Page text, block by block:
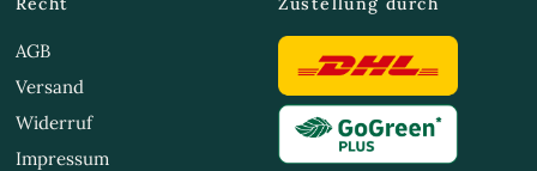
AGB
Versand
Widerruf
Impressum